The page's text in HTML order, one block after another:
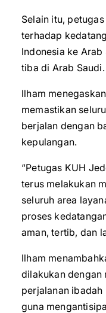
Selain itu,
terhadap
Indonesia ke
tiba di Arab Saudi.
Ilham
memastikan
berjalan dengan
kepulangan.
“Petugas KUH
terus melakukan
seluruh area
proses
aman, tertib, dan
Ilham
dilakukan dengan
perjalanan ibadah
guna